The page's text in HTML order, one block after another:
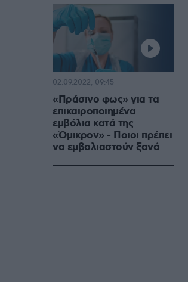
«Πράσινο φως» για τα
επικαιροποιημένα
εμβόλια κατά της
«Όμικρον» - Ποιοι πρέπει
να εμβολιαστούν ξανά
02.09.2022, 09:45